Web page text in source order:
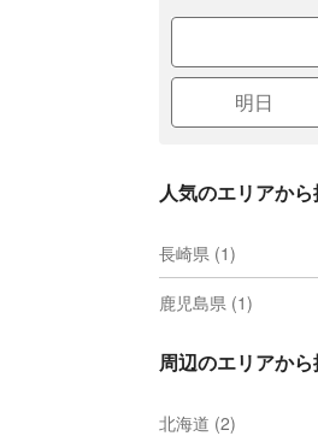
明日
人気のエリアか
長崎県 (1)
鹿児島県 (1)
周辺のエリアか
北海道 (2)